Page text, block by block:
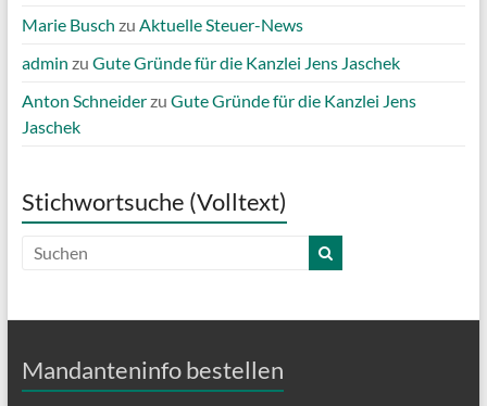
Marie Busch zu Aktuelle Steuer-News
admin zu Gute Gründe für die Kanzlei Jens Jaschek
Anton Schneiderzu Gute Gründe für die Kanzlei Jens
Jaschek
Stichwortsuche (Volltext)
Mandanteninfo bestellen